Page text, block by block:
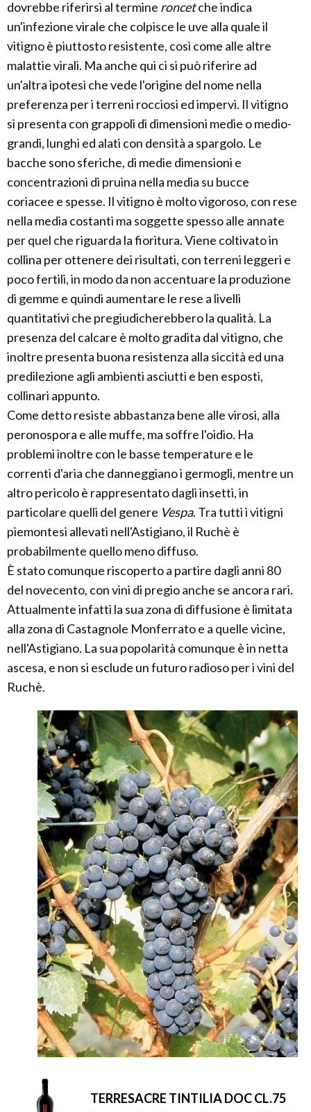
dovrebbe riferirsi al termine roncetche indica
un'infezione virale che colpisce le uve alla quale il
vitigno è piuttosto resistente, così come alle altre
malattie virali. Ma anche qui ci si può riferire ad
un'altra ipotesi che vede l'origine del nome nella
preferenza per i terreni rocciosi ed impervi. Il vitigno
si presenta con grappoli di dimensioni medie o medio-
grandi, lunghi ed alati con densità a spargolo. Le
bacche sono sferiche, di medie dimensioni e
concentrazioni di pruina nella media su bucce
coriacee e spesse. Il vitigno è molto vigoroso, con rese
nella media costanti ma soggette spesso alle annate
per quel che riguarda la fioritura. Viene coltivato in
collina per ottenere dei risultati, con terreni leggeri e
poco fertili, in modo da non accentuare la produzione
di gemme e quindi aumentare le rese a livelli
quantitativi che pregiudicherebbero la qualità. La
presenza del calcare è molto gradita dal vitigno, che
inoltre presenta buona resistenza alla siccità ed una
predilezione agli ambienti asciutti e ben esposti,
collinari appunto.
Come detto resiste abbastanza bene alle virosi, alla
peronospora e alle muffe, ma soffre l'oidio. Ha
problemi inoltre con le basse temperature e le
correnti d'aria che danneggiano i germogli, mentre un
altro pericolo è rappresentato dagli insetti, in
particolare quelli del genere Vespa. Tra tutti i vitigni
piemontesi allevati nell'Astigiano, il Ruchè è
probabilmente quello meno diffuso.
È stato comunque riscoperto a partire dagli anni 80
del novecento, con vini di pregio anche se ancora rari.
Attualmente infatti la sua zona di diffusione è limitata
alla zona di Castagnole Monferrato e a quelle vicine,
nell'Astigiano. La sua popolarità comunque è in netta
ascesa, e non si esclude un futuro radioso per i vini del
Ruchè.
TERRESACRE TINTILIA DOC CL.75